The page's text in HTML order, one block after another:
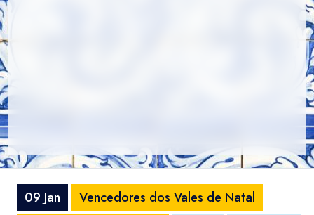
09 Jan
Vencedores dos Vales de Natal